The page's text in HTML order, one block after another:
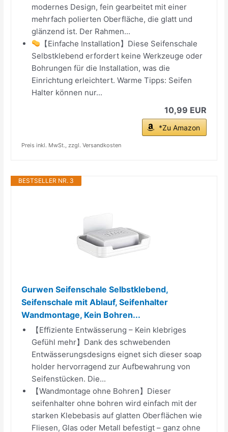
modernes Design, fein gearbeitet mit einer
mehrfach polierten Oberfläche, die glatt und
glänzend ist. Der Rahmen...
【Einfache Installation】Diese Seifenschale
Selbstklebend erfordert keine Werkzeuge oder
Bohrungen für die Installation, was die
Einrichtung erleichtert. Warme Tipps: Seifen
Halter können nur...
10,99 EUR
*Zu Amazon
Preis inkl. MwSt., zzgl. Versandkosten
BESTSELLER NR. 3
Gurwen Seifenschale Selbstklebend,
Seifenschale mit Ablauf, Seifenhalter
Wandmontage, Kein Bohren...
【Effiziente Entwässerung – Kein klebriges
Gefühl mehr】Dank des schwebenden
Entwässerungsdesigns eignet sich dieser soap
holder hervorragend zur Aufbewahrung von
Seifenstücken. Die...
【Wandmontage ohne Bohren】Dieser
seifenhalter ohne bohren wird einfach mit der
starken Klebebasis auf glatten Oberflächen wie
Fliesen, Glas oder Metall befestigt – ganz ohne